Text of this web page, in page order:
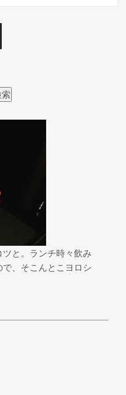
と。ランチ時々飲み
、そこんとこヨロシ